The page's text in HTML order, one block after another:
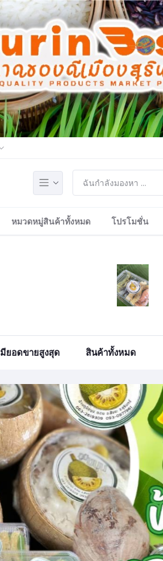
หมวดหมู่สินค้าทั้งหมด โปรโมชั่น
มียอดขายสูงสุด สินค้าทั้งหมด